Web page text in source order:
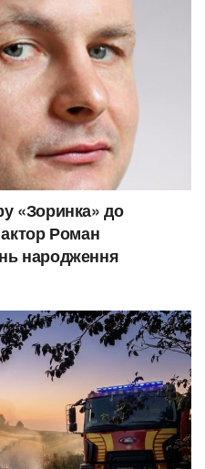
«Зоринка» до
актор Роман
народження